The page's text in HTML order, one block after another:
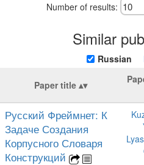
Number of results:
Similar
Russian
Paper title
Русский Фреймнет: К
Задаче Создания
Корпусного Словаря
Конструкций